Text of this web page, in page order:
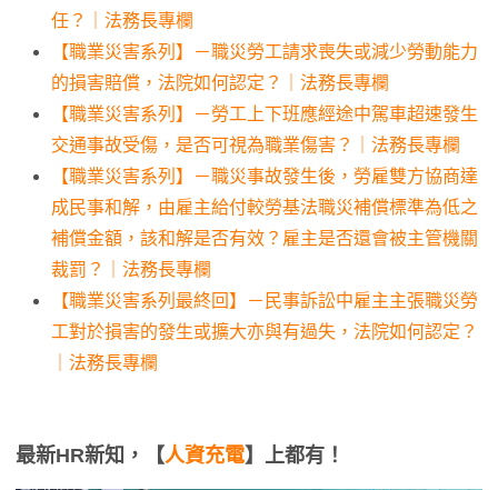
任？｜法務長專欄
【職業災害系列】－職災勞工請求喪失或減少勞動能力
的損害賠償，法院如何認定？｜法務長專欄
【職業災害系列】－勞工上下班應經途中駕車超速發生
交通事故受傷，是否可視為職業傷害？｜法務長專欄
【職業災害系列】－職災事故發生後，勞雇雙方協商達
成民事和解，由雇主給付較勞基法職災補償標準為低之
補償金額，該和解是否有效？雇主是否還會被主管機關
裁罰？｜法務長專欄
【職業災害系列最終回】－民事訴訟中雇主主張職災勞
工對於損害的發生或擴大亦與有過失，法院如何認定？
｜法務長專欄
最新HR新知，【人資充電】上都有！